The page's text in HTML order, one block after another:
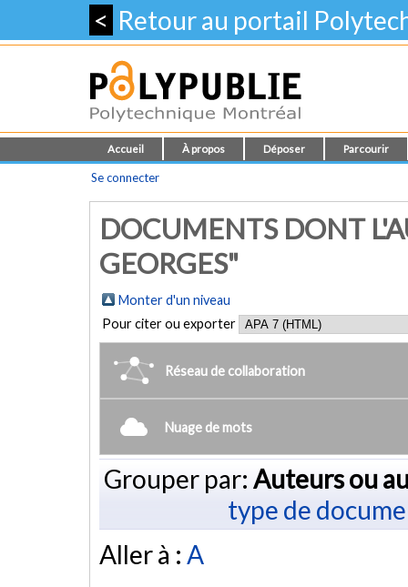
< Retour au portail
Accueil À propos Déposer Parcourir
Se connecter
DOCUMENTS DONT
GEORGES"
Monter d'un niveau
Pour citer ou exporter
Réseau de collaboration
Nuage de mots
Grouper par: Auteurs ou
type de
Aller à : A